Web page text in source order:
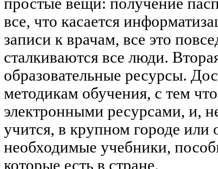
все, что касается
записи к врачам, все это
сталкиваются все люди.
образовательные ресурсы.
методикам обучения, с тем
электронными ресурсами, и,
учится, в крупном городе
необходимые учебники,
которые есть в стране.